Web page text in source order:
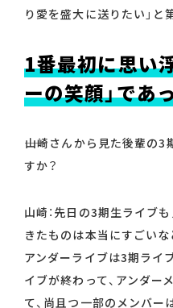
り愛を盛大に送りたい」と
1番最初に思い
ーの笑顔」であ
――山崎さんから見た後輩の
すか？
山崎：先日の3期生ライブ
きたものは本当にすごいな
アンダーライブは3期ライ
イブが終わって、アンダー
て、尚且つ一部のメンバー